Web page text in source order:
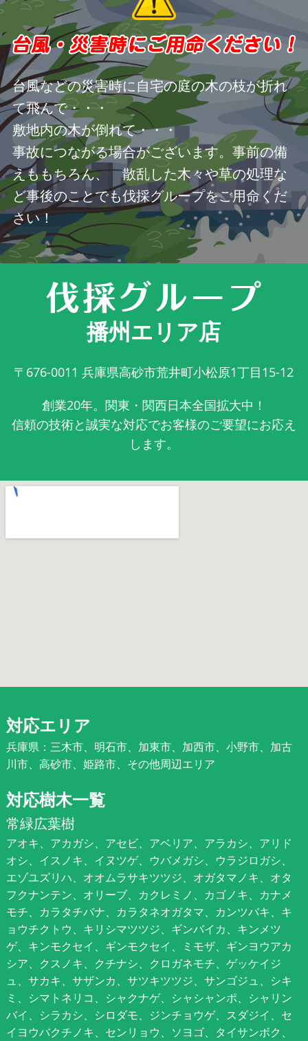
台風などの災害時に自宅の庭の木の枝が折れ
て飛んで・・・
敷地内の木が倒れて・・・
事故につながる場合がございます。事前の備
えももちろん、 散乱した木々や草の処理な
ど事後のことでも伐採グループをご用命くだ
さい！
播州エリア店
〒676-0011 兵庫県高砂市荒井町小松原1丁目15-12
創業20年。関東・関西日本全国拡大中！
信頼の技術と誠実な対応でお客様のご要望にお応え
します。
対応エリア
兵庫県：三木市、明石市、加東市、加西市、小野市、加古
川市、高砂市、姫路市、その他周辺エリア
対応樹木一覧
常緑広葉樹
アオキ、アカガシ、アセビ、アベリア、アラカシ、アリド
オシ、イスノキ、イヌツゲ、ウバメガシ、ウラジロガシ、
エゾユズリハ、オオムラサキツツジ、オガタマノキ、オタ
フクナンテン、オリーブ、カクレミノ、カゴノキ、カナメ
モチ、カラタチバナ、カラタネオガタマ、カンツバキ、キ
ョウチクトウ、キリシマツツジ、ギンバイカ、キンメツ
ゲ、キンモクセイ、ギンモクセイ、ミモザ、ギンヨウアカ
シア、クスノキ、クチナシ、クロガネモチ、ゲッケイジ
ュ、サカキ、サザンカ、サツキツツジ、サンゴジュ、シキ
ミ、シマトネリコ、シャクナゲ、シャシャンポ、シャリン
バイ、シラカシ、シロダモ、ジンチョウゲ、スダジイ、セ
イヨウバクチノキ、センリョウ、ソヨゴ、タイサンボク、